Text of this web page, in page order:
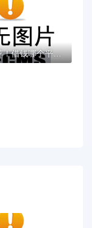
知乎推荐！借钱哪个平台靠谱？这5个低息正规...